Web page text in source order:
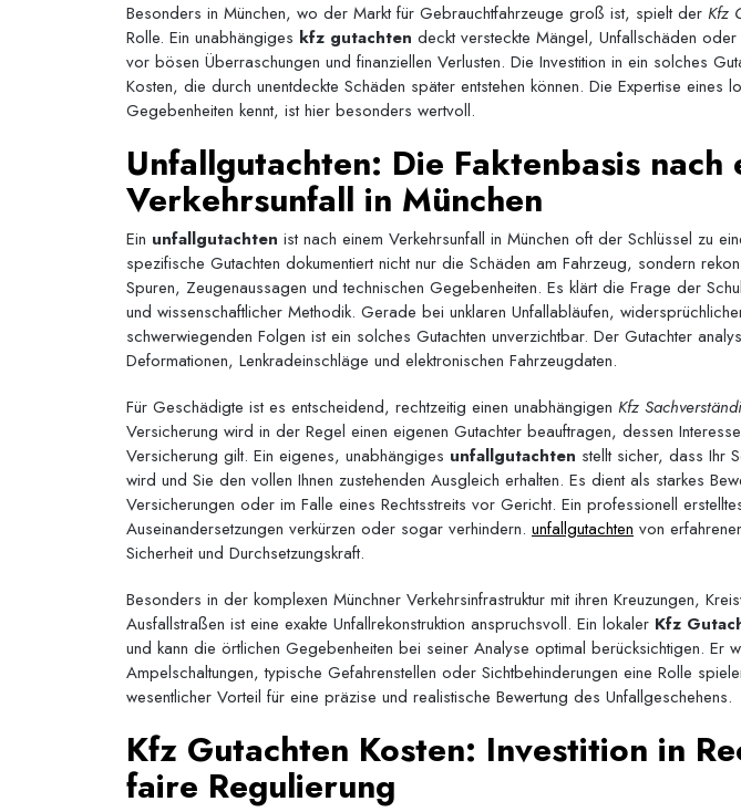
Besonders in München, wo der Markt für Gebrauchtfahrzeuge groß ist, spielt der Kfz
Rolle. Ein unabhängiges kfz gutachten deckt versteckte Mängel, Unfallschäden
vor bösen Überraschungen und finanziellen Verlusten. Die Investition in ein solches
Kosten, die durch unentdeckte Schäden später entstehen können. Die Expertise eines
Gegebenheiten kennt, ist hier besonders wertvoll.
Unfallgutachten: Die Faktenbasis nach
Verkehrsunfall in München
Ein unfallgutachten ist nach einem Verkehrsunfall in München oft der Schlüssel zu
spezifische Gutachten dokumentiert nicht nur die Schäden am Fahrzeug, sondern
Spuren, Zeugenaussagen und technischen Gegebenheiten. Es klärt die Frage der
und wissenschaftlicher Methodik. Gerade bei unklaren Unfallabläufen,
schwerwiegenden Folgen ist ein solches Gutachten unverzichtbar. Der Gutachter
Deformationen, Lenkradeinschläge und elektronischen Fahrzeugdaten.
Für Geschädigte ist es entscheidend, rechtzeitig einen unabhängigen Kfz
Versicherung wird in der Regel einen eigenen Gutachter beauftragen, dessen
Versicherung gilt. Ein eigenes, unabhängiges unfallgutachten stellt sicher, dass Ihr
wird und Sie den vollen Ihnen zustehenden Ausgleich erhalten. Es dient als starkes
Versicherungen oder im Falle eines Rechtsstreits vor Gericht. Ein professionell
Auseinandersetzungen verkürzen oder sogar verhindern. unfallgutachten von
Sicherheit und Durchsetzungskraft.
Besonders in der komplexen Münchner Verkehrsinfrastruktur mit ihren Kreuzungen,
Ausfallstraßen ist eine exakte Unfallrekonstruktion anspruchsvoll. Ein lokaler Kfz
und kann die örtlichen Gegebenheiten bei seiner Analyse optimal berücksichtigen. Er
Ampelschaltungen, typische Gefahrenstellen oder Sichtbehinderungen eine Rolle
wesentlicher Vorteil für eine präzise und realistische Bewertung des Unfallgeschehens.
Kfz Gutachten Kosten: Investition in
faire Regulierung